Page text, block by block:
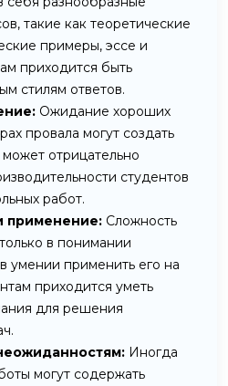
такие как теоретические
примеры, эссе и
приходится быть
стилям ответов.
Ожидание хороших
провала могут создать
отрицательно
студентов
работ.
применение: Сложность
в понимании
умении применить его на
приходится уметь
для решения
Иногда
могут содержать